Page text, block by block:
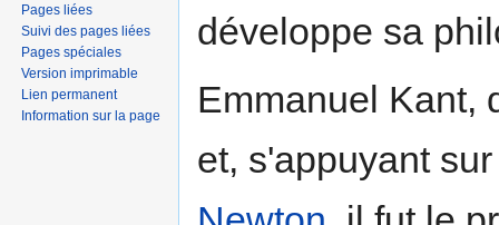
développe sa
Emmanuel Kant,
et, s'appuyant
Pages liées
Suivi des pages liées
Pages spéciales
Version imprimable
Lien permanent
Information sur la page